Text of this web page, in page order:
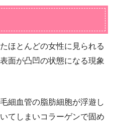
ほとんどの女性に見られる
面が凸凹の状態になる現象
細血管の脂肪細胞が浮遊し
てしまいコラーゲンで固め